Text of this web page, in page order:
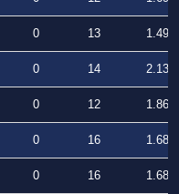
0 13
1.496
0 14
2.131
0 12
1.860
0 16
1.687
0 16
1.686